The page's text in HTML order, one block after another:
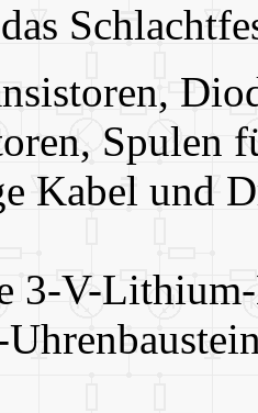
Spulen
Kabel und
3-V-